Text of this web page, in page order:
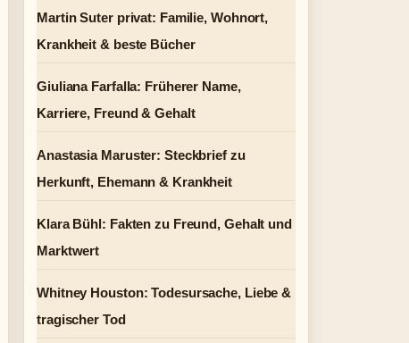
Martin Suter privat: Familie, Wohnort,
Krankheit & beste Bücher
Giuliana Farfalla: Früherer Name,
Karriere, Freund & Gehalt
Anastasia Maruster: Steckbrief zu
Herkunft, Ehemann & Krankheit
Klara Bühl: Fakten zu Freund, Gehalt und
Marktwert
Whitney Houston: Todesursache, Liebe &
tragischer Tod